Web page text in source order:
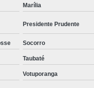
Marília
Presidente Prudente
Socorro
Taubaté
Votuporanga